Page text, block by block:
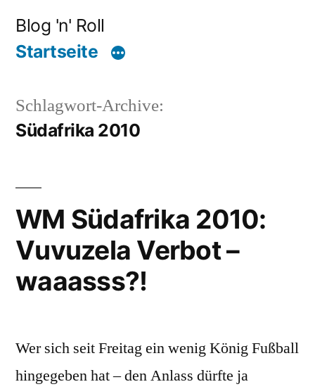
Inhalt
Blog 'n' Roll
Startseite
Schlagwort-Archive:
Südafrika 2010
WM Südafrika 2010:
Vuvuzela Verbot –
waaasss?!
Wer sich seit Freitag ein wenig König Fußball
hingegeben hat – den Anlass dürfte ja